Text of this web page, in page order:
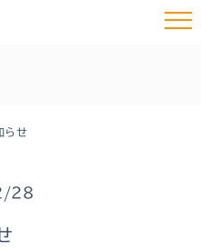
らせ
28